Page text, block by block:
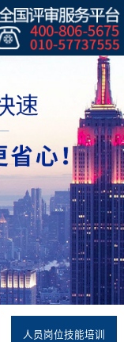
人员岗位技能培训